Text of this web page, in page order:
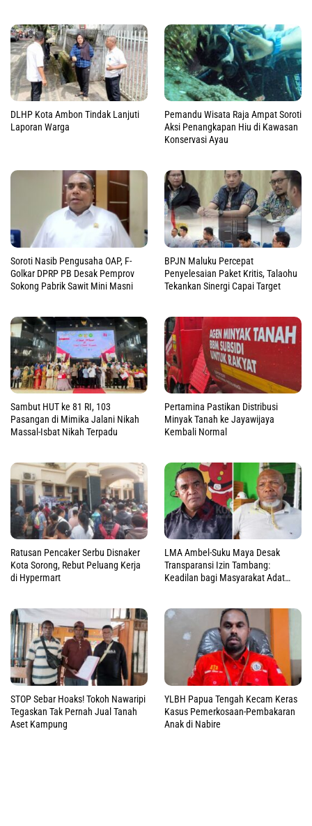
DLHP Kota Ambon Tindak Lanjuti
Laporan Warga
Pemandu Wisata Raja Ampat Soroti
Aksi Penangkapan Hiu di Kawasan
Konservasi Ayau
Soroti Nasib Pengusaha OAP, F-
Golkar DPRP PB Desak Pemprov
Sokong Pabrik Sawit Mini Masni
BPJN Maluku Percepat
Penyelesaian Paket Kritis, Talaohu
Tekankan Sinergi Capai Target
Sambut HUT ke 81 RI, 103
Pasangan di Mimika Jalani Nikah
Massal-Isbat Nikah Terpadu
Pertamina Pastikan Distribusi
Minyak Tanah ke Jayawijaya
Kembali Normal
Ratusan Pencaker Serbu Disnaker
Kota Sorong, Rebut Peluang Kerja
di Hypermart
LMA Ambel-Suku Maya Desak
Transparansi Izin Tambang:
Keadilan bagi Masyarakat Adat
STOP Sebar Hoaks! Tokoh Nawaripi
Tegaskan Tak Pernah Jual Tanah
Aset Kampung
YLBH Papua Tengah Kecam Keras
Kasus Pemerkosaan-Pembakaran
Anak di Nabire